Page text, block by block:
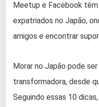
Meetup e Facebook
expatriados no Japão,
amigos e encontrar
Morar no Japão pode
transformadora, desde
Seguindo essas 10